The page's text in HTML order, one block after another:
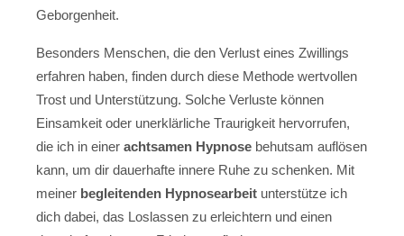
Geborgenheit.
Besonders Menschen, die den Verlust eines Zwillings
erfahren haben, finden durch diese Methode wertvollen
Trost und Unterstützung. Solche Verluste können
Einsamkeit oder unerklärliche Traurigkeit hervorrufen,
die ich in einer achtsamen Hypnose behutsam auflösen
kann, um dir dauerhafte innere Ruhe zu schenken. Mit
meiner begleitenden Hypnosearbeit unterstütze ich
dich dabei, das Loslassen zu erleichtern und einen